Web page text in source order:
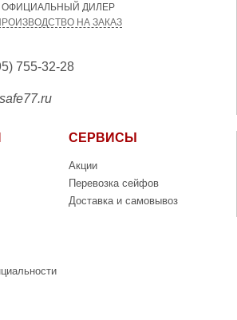
ОФИЦИАЛЬНЫЙ ДИЛЕР
НА ЗАКАЗ
755-32-28
СЕРВИСЫ
Акции
Перевозка сейфов
Доставка и самовывоз